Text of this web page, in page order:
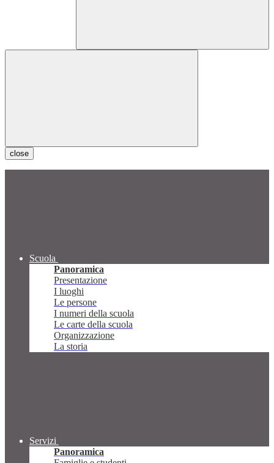
close
Scuola
Panoramica
Presentazione
I luoghi
Le persone
I numeri della scuola
Le carte della scuola
Organizzazione
La storia
Servizi
Panoramica